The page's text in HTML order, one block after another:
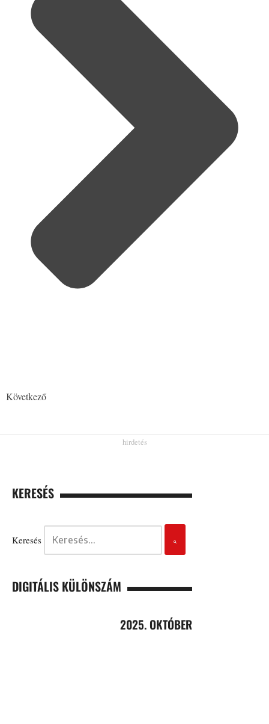
Következő
KERESÉS
Keresés
DIGITÁLIS KÜLÖNSZÁM
2025. OKTÓBER